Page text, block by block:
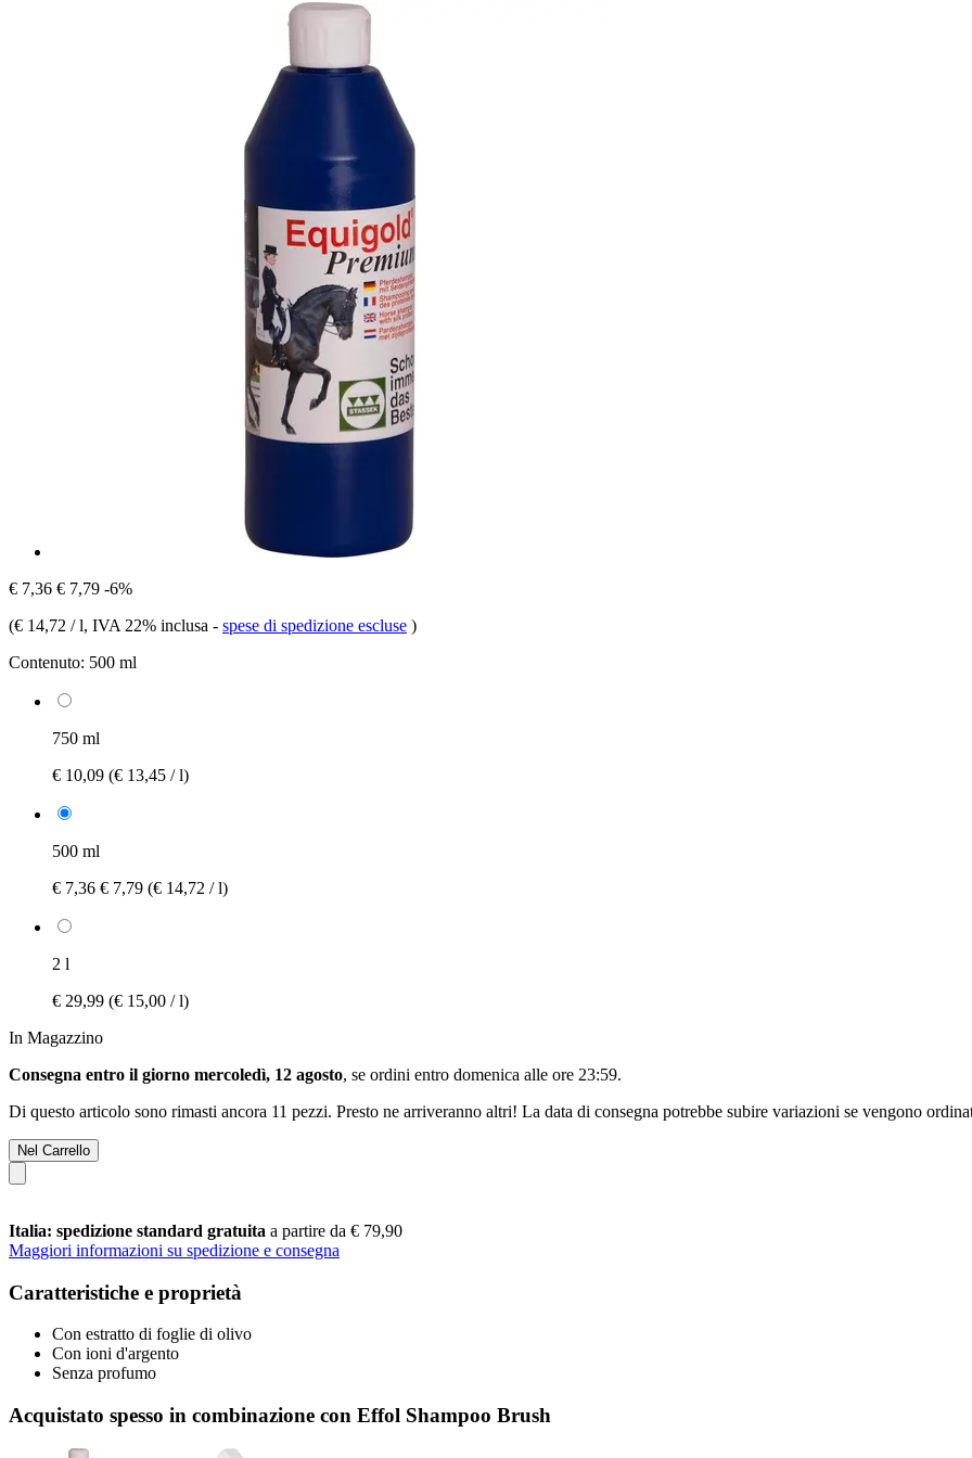
€ 7,36 € 7,79 -6%
(€ 14,72 / l, IVA 22% inclusa - spese di spedizione escluse )
Contenuto: 500 ml
750 ml
€ 10,09 (€ 13,45 / l)
500 ml
€ 7,36 € 7,79 (€ 14,72 / l)
2 l
€ 29,99 (€ 15,00 / l)
In Magazzino
Consegna entro il giorno mercoledì, 12 agosto, se ordini entro domenica alle ore 23:59.
Di questo articolo sono rimasti ancora 11 pezzi. Presto ne arriveranno altri! La data di consegna potrebbe subire variazioni se vengono
Nel Carrello
Italia: spedizione standard gratuita a partire da € 79,90
Maggiori informazioni su spedizione e consegna
Caratteristiche e proprietà
Con estratto di foglie di olivo
Con ioni d'argento
Senza profumo
Acquistato spesso in combinazione con Effol Shampoo Brush